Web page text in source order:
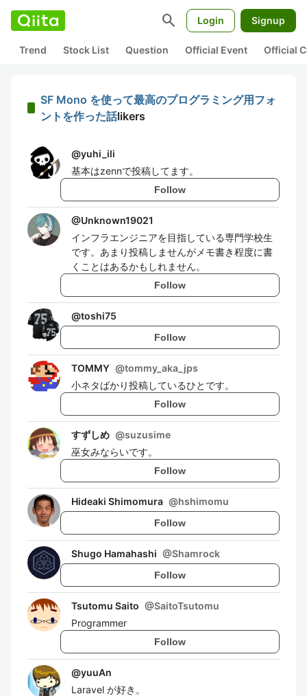
search Login Signup
Trend Stock List Question Official Event Official
SF Mono を使って最高のプログラミング用フォ
ントを作った話likers
@yuhi_ili
基本はzennで投稿してます。
Follow
@Unknown19021
インフラエンジニアを目指している専門学校生
です。あまり投稿しませんがメモ書き程度に書
くことはあるかもしれません。
Follow
@toshi75
Follow
TOMMY @tommy_aka_jps
小ネタばかり投稿しているひとです。
Follow
すずしめ @suzusime
巫女みならいです。
Follow
Hideaki Shimomura @hshimomu
Follow
Shugo Hamahashi @Shamrock
Follow
Tsutomu Saito @SaitoTsutomu
Programmer
Follow
@yuuAn
Laravel が好き。